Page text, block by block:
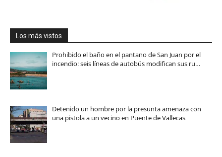
Los más vistos
Prohibido el baño en el pantano de San Juan por el
incendio: seis líneas de autobús modifican sus ru…
Detenido un hombre por la presunta amenaza con
una pistola a un vecino en Puente de Vallecas